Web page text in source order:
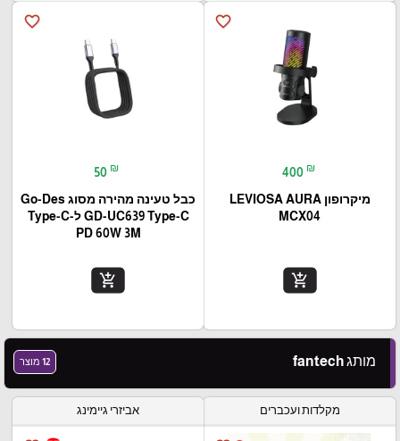
favorite_border
400 ₪
מיקרופון LEVIOSA AURA
MCX04
add_shopping_cart
favorite_border
50 ₪
כבל טעינה מהירה מסוג Go-Des
GD-UC639 Type-C ל-Type-C
PD 60W 3M
add_shopping_cart
מותג fantech 12 מוצר
מקלדות ועכברים אביזרי גיימינג